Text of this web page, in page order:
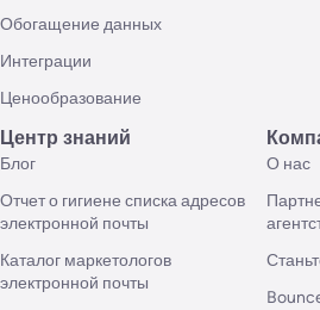
Обогащение данных
Интеграции
Ценообразование
Центр знаний
Блог
Отчет о гигиене списка адресов
электронной почты
Каталог маркетологов
электронной почты
О нас